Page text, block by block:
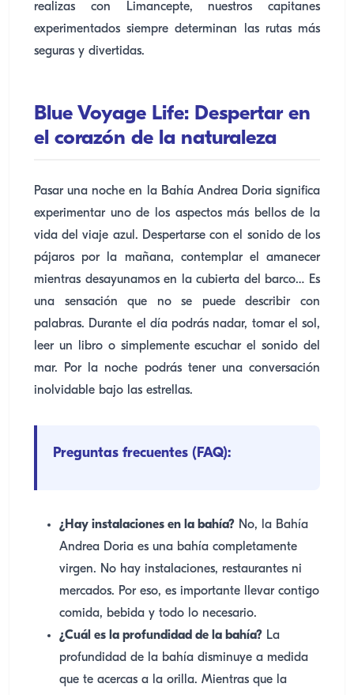
realizas con Limancepte, nuestros capitanes
experimentados siempre determinan las rutas más
seguras y divertidas.
Blue Voyage Life: Despertar en
el corazón de la naturaleza
Pasar una noche en la Bahía Andrea Doria significa
experimentar uno de los aspectos más bellos de la
vida del viaje azul. Despertarse con el sonido de los
pájaros por la mañana, contemplar el amanecer
mientras desayunamos en la cubierta del barco… Es
una sensación que no se puede describir con
palabras. Durante el día podrás nadar, tomar el sol,
leer un libro o simplemente escuchar el sonido del
mar. Por la noche podrás tener una conversación
inolvidable bajo las estrellas.
Preguntas frecuentes (FAQ):
¿Hay instalaciones en la bahía? No, la Bahía
Andrea Doria es una bahía completamente
virgen. No hay instalaciones, restaurantes ni
mercados. Por eso, es importante llevar contigo
comida, bebida y todo lo necesario.
¿Cuál es la profundidad de la bahía? La
profundidad de la bahía disminuye a medida
que te acercas a la orilla. Mientras que la